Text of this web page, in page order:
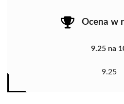
Ocena w
9.25 na
9.25